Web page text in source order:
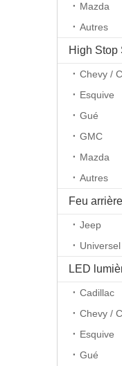
Mazda
Autres
High Stop
Chevy /
Esquive
Gué
GMC
Mazda
Autres
Feu
Jeep
Universel
Cadillac
Chevy /
Esquive
Gué